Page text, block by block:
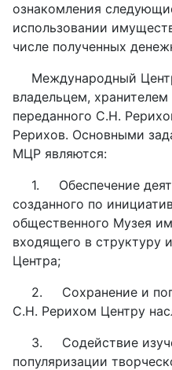
ознакомления
использовании
числе полученных
Международный
владельцем,
переданного С.Н.
Рерихов. Основными
МЦР являются:
1. Обеспечение
созданного по
общественного Музея
входящего в структуру
Центра;
2. Сохранение и
С.Н. Рерихом Центру
3. Содействие
популяризации